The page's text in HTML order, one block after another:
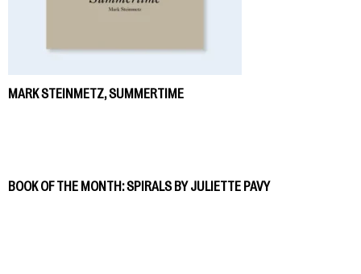
MARK STEINMETZ, SUMMERTIME
BOOK OF THE MONTH: SPIRALS BY JULIETTE PAVY